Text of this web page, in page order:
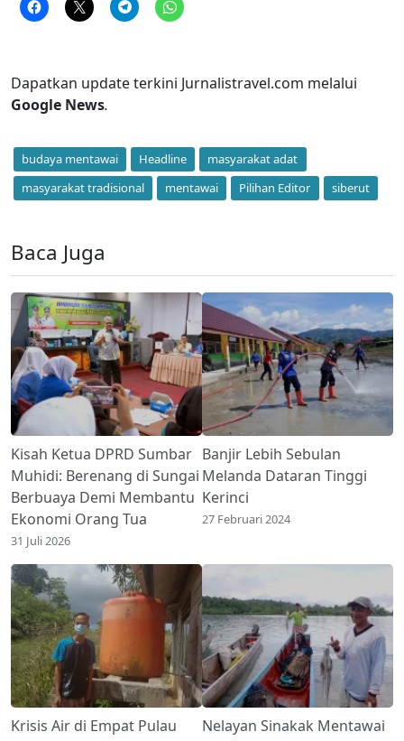
Dapatkan update terkini Jurnalistravel.com melalui
Google News.
budaya mentawai Headline
masyarakat adat
masyarakat tradisional
mentawai Pilihan Editor siberut
Baca Juga
Kisah Ketua DPRD Sumbar
Muhidi: Berenang di Sungai
Berbuaya Demi Membantu
Ekonomi Orang Tua
31 Juli 2026
Banjir Lebih Sebulan
Melanda Dataran Tinggi
Kerinci
27 Februari 2024
Krisis Air di Empat Pulau
Nelayan Sinakak Mentawai